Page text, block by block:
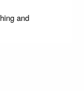
and